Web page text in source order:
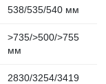
538/535/540 мм
>735/>500/>755
мм
2830/3254/3419